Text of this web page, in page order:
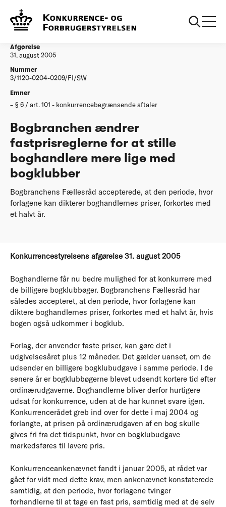
Afgørelser
boghandlere mere lige med bogklubber
Afgørelse
31. august 2005
Nummer
3/1120-0204-0209/FI/SW
Emner
§ 6 / art. 101 - konkurrencebegrænsende aftaler
Bogbranchen ændrer
fastprisreglerne for at stille
boghandlere mere lige med
bogklubber
Bogbranchens Fællesråd accepterede, at den periode, hvor
forlagene kan dikterer boghandlernes priser, forkortes med
et halvt år.
Konkurrencestyrelsens afgørelse 31. august 2005
Boghandlerne får nu bedre mulighed for at konkurrere med
de billigere bogklubbøger. Bogbranchens Fællesråd har
således accepteret, at den periode, hvor forlagene kan
diktere boghandlernes priser, forkortes med et halvt år, hvis
bogen også udkommer i bogklub.
Forlag, der anvender faste priser, kan gøre det i
udgivelsesåret plus 12 måneder. Det gælder uanset, om de
udsender en billigere bogklubudgave i samme periode. I de
senere år er bogklubbøgerne blevet udsendt kortere tid efter
ordinærudgaverne. Boghandlerne bliver derfor hurtigere
udsat for konkurrence, uden at de har kunnet svare igen.
Konkurrencerådet greb ind over for dette i maj 2004 og
forlangte, at prisen på ordinærudgaven af en bog skulle
gives fri fra det tidspunkt, hvor en bogklubudgave
markedsføres til lavere pris.
Konkurrenceankenævnet fandt i januar 2005, at rådet var
gået for vidt med dette krav, men ankenævnet konstaterede
samtidig, at den periode, hvor forlagene tvinger
forhandlerne til at tage en fast pris, samtidig med at de selv